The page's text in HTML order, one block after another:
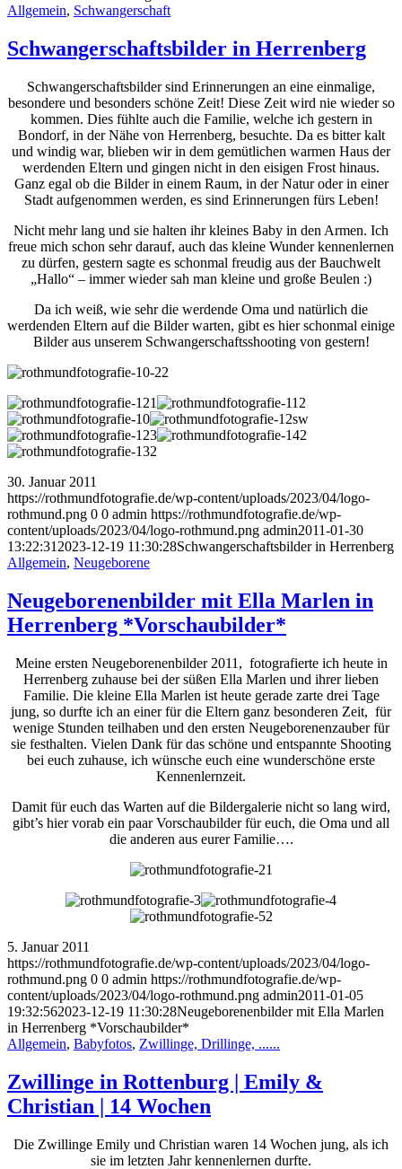
Allgemein, Schwangerschaft
Schwangerschaftsbilder in Herrenberg
Schwangerschaftsbilder sind Erinnerungen an eine einmalige,
besondere und besonders schöne Zeit! Diese Zeit wird nie wieder so
kommen. Dies fühlte auch die Familie, welche ich gestern in
Bondorf, in der Nähe von Herrenberg, besuchte. Da es bitter kalt
und windig war, blieben wir in dem gemütlichen warmen Haus der
werdenden Eltern und gingen nicht in den eisigen Frost hinaus.
Ganz egal ob die Bilder in einem Raum, in der Natur oder in einer
Stadt aufgenommen werden, es sind Erinnerungen fürs Leben!
Nicht mehr lang und sie halten ihr kleines Baby in den Armen. Ich
freue mich schon sehr darauf, auch das kleine Wunder kennenlernen
zu dürfen, gestern sagte es schonmal freudig aus der Bauchwelt
„Hallo“ – immer wieder sah man kleine und große Beulen :)
Da ich weiß, wie sehr die werdende Oma und natürlich die
werdenden Eltern auf die Bilder warten, gibt es hier schonmal einige
Bilder aus unserem Schwangerschaftsshooting von gestern!
30. Januar 2011
https://rothmundfotografie.de/wp-content/uploads/2023/04/logo-
rothmund.png 0 0 admin https://rothmundfotografie.de/wp-
content/uploads/2023/04/logo-rothmund.png admin2011-01-30
13:22:31 2023-12-19 11:30:28Schwangerschaftsbilder in Herrenberg
Allgemein, Neugeborene
Neugeborenenbilder mit Ella Marlen in
Herrenberg *Vorschaubilder*
Meine ersten Neugeborenenbilder 2011, fotografierte ich heute in
Herrenberg zuhause bei der süßen Ella Marlen und ihrer lieben
Familie. Die kleine Ella Marlen ist heute gerade zarte drei Tage
jung, so durfte ich an einer für die Eltern ganz besonderen Zeit, für
wenige Stunden teilhaben und den ersten Neugeborenenzauber für
sie festhalten. Vielen Dank für das schöne und entspannte Shooting
bei euch zuhause, ich wünsche euch eine wunderschöne erste
Kennenlernzeit.
Damit für euch das Warten auf die Bildergalerie nicht so lang wird,
gibt’s hier vorab ein paar Vorschaubilder für euch, die Oma und all
die anderen aus eurer Familie….
5. Januar 2011
https://rothmundfotografie.de/wp-content/uploads/2023/04/logo-
rothmund.png 0 0 admin https://rothmundfotografie.de/wp-
content/uploads/2023/04/logo-rothmund.png admin2011-01-05
19:32:562023-12-19 11:30:28Neugeborenenbilder mit Ella Marlen
in Herrenberg *Vorschaubilder*
Allgemein, Babyfotos, Zwillinge, Drillinge, ......
Zwillinge in Rottenburg | Emily &
Christian | 14 Wochen
Die Zwillinge Emily und Christian waren 14 Wochen jung, als ich
sie im letzten Jahr kennenlernen durfte.